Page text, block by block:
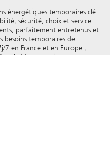
énergétiques temporaires clé
sécurité, choix et service
parfaitement entretenus et
besoins temporaires de
7 en France et en Europe ,
fluides thermiques et autres.